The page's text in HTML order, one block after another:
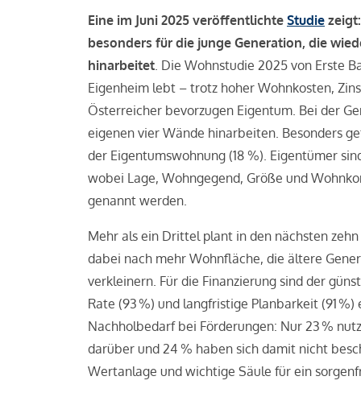
Eine im Juni 2025 veröffentlichte Studie
besonders für die junge Generation, die
hinarbeitet . Die Wohnstudie 2025 von Erste
Eigenheim lebt – trotz hoher Wohnkosten,
Österreicher bevorzugen Eigentum. Bei der
eigenen vier Wände hinarbeiten. Besonders
der Eigentumswohnung (18 %). Eigentümer
wobei Lage, Wohngegend, Größe und
genannt werden.
Mehr als ein Drittel plant in den nächsten
dabei nach mehr Wohnfläche, die ältere
verkleinern. Für die Finanzierung sind der
Rate (93 %) und langfristige Planbarkeit (91
Nachholbedarf bei Förderungen: Nur 23 %
darüber und 24 % haben sich damit nicht
Wertanlage und wichtige Säule für ein